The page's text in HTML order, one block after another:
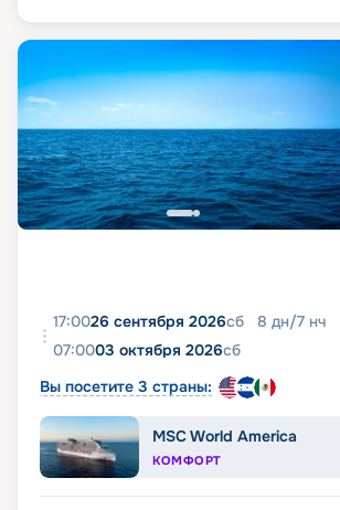
17:0026 сентября 2026сб 8 дн/7 нч
07:0003 октября 2026сб
Вы посетите 3 страны:
MSC World America
КОМФОРТ